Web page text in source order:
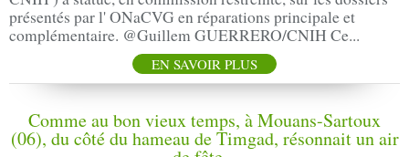
présentés par l' ONaCVG en réparations principale et
complémentaire. @Guillem GUERRERO/CNIH Ce...
EN SAVOIR PLUS
Comme au bon vieux temps, à Mouans-Sartoux
(06), du côté du hameau de Timgad, résonnait un air